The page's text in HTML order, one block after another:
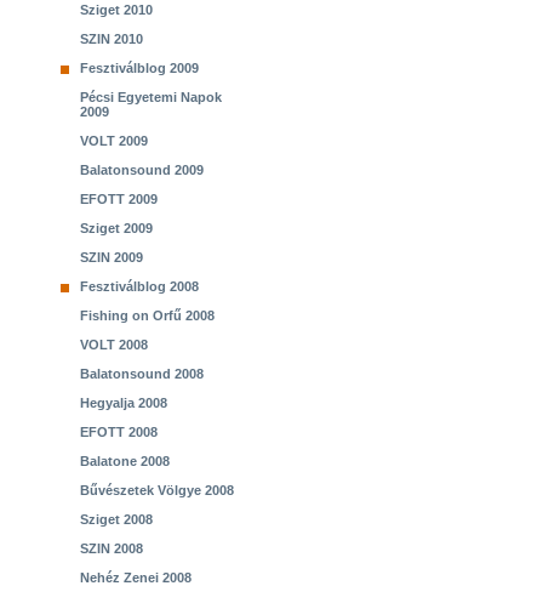
Sziget 2010
SZIN 2010
Fesztiválblog 2009
Pécsi Egyetemi Napok
2009
VOLT 2009
Balatonsound 2009
EFOTT 2009
Sziget 2009
SZIN 2009
Fesztiválblog 2008
Fishing on Orfű 2008
VOLT 2008
Balatonsound 2008
Hegyalja 2008
EFOTT 2008
Balatone 2008
Bűvészetek Völgye 2008
Sziget 2008
SZIN 2008
Nehéz Zenei 2008